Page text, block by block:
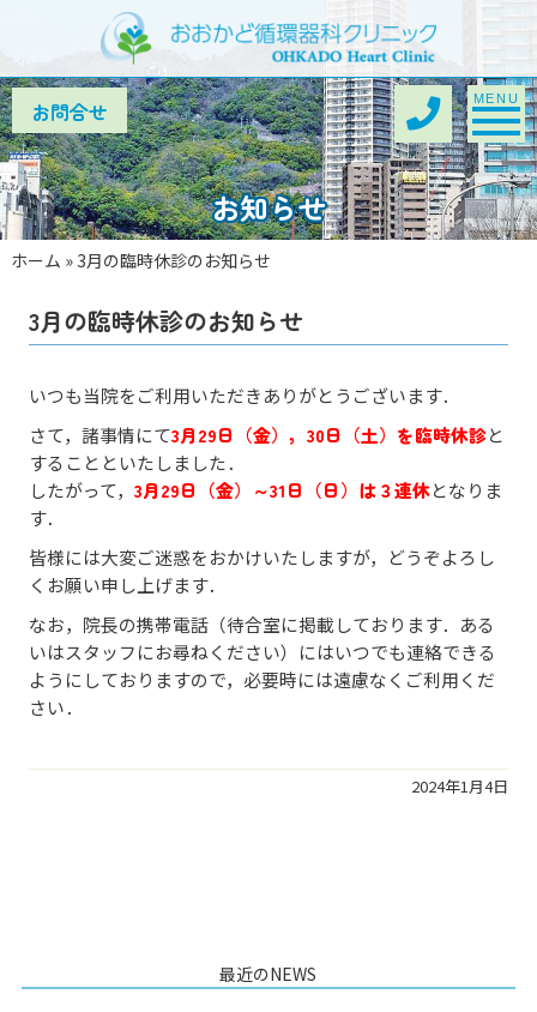
Toggle
MENU
お知らせ
ホーム » 3月の臨時休診のお知らせ
3月の臨時休診のお知らせ
いつも当院をご利用いただきありがとうございます．
さて，諸事情にて3月29日（金），30日（土）を臨時休診と
することといたしました．
したがって， 3月29日（金）～31日（日）は３連休となりま
す．
皆様には大変ご迷惑をおかけいたしますが，どうぞよろし
くお願い申し上げます．
なお，院長の携帯電話（待合室に掲載しております．ある
いはスタッフにお尋ねください）にはいつでも連絡できる
ようにしておりますので，必要時には遠慮なくご利用くだ
さい．
2024年1月4日
最近のNEWS